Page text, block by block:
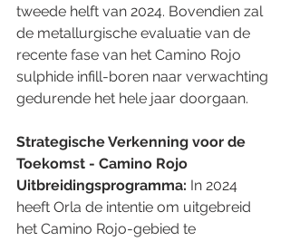
tweede helft van 2024. Bovendien zal
de metallurgische evaluatie van de
recente fase van het Camino Rojo
sulphide infill-boren naar verwachting
gedurende het hele jaar doorgaan.
Strategische Verkenning voor de
Toekomst - Camino Rojo
Uitbreidingsprogramma: In 2024
heeft Orla de intentie om uitgebreid
het Camino Rojo-gebied te